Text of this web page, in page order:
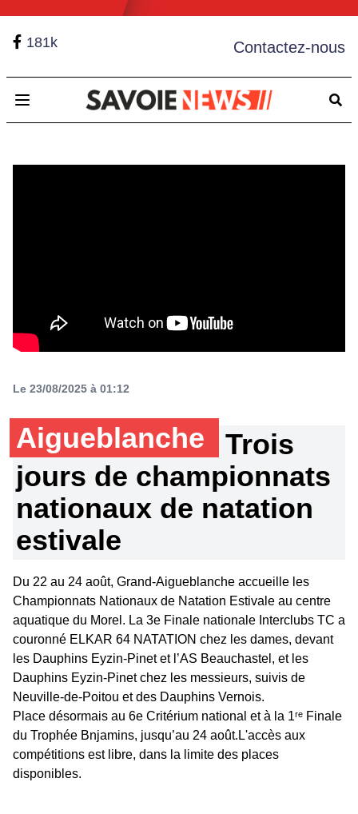
181k Contactez-nous
Open main menu
Le 23/08/2025 à 01:12
Aigueblanche
Trois
jours de championnats
nationaux de natation
estivale
Du 22 au 24 août, Grand-Aigueblanche accueille les
Championnats Nationaux de Natation Estivale au centre
aquatique du Morel. La 3e Finale nationale Interclubs TC a
couronné ELKAR 64 NATATION chez les dames, devant
les Dauphins Eyzin-Pinet et l’AS Beauchastel, et les
Dauphins Eyzin-Pinet chez les messieurs, suivis de
Neuville-de-Poitou et des Dauphins Vernois.
Place désormais au 6e Critérium national et à la 1ʳᵉ Finale
du Trophée Bnjamins, jusqu’au 24 août.L'accès aux
compétitions est libre, dans la limite des places
disponibles.